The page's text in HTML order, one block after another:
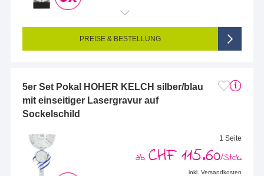
Endformat (bedruckte Fläche): 68 x 25 mm
Seitigkeit: 1-seitig (Vorderseite graviert, Rückseite nicht graviert)
Einseitig graviert
PREISE & BESTELLUNG
5er Set Pokal HOHER KELCH silber/blau
mit einseitiger Lasergravur auf
Sockelschild
1 Seite
ab CHF 115.60/Stck.
inkl. Versandkosten